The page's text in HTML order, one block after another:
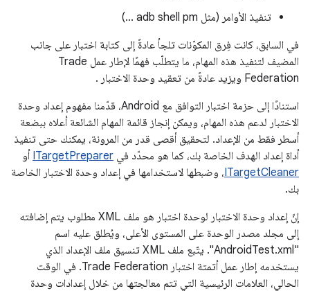
تنفيذ الأوامر (مثل adb shell pm ...)
في السابق، كانت فِرق المكوّنات تلجأ عادةً إلى كتابة اختبار على جانب
المضيف لتنفيذ هذه المهام، ما يتطلّب فهمًا لإطار عمل Trade
Federation ويزيد عادةً من تعقيد وحدة الاختبار .
استنادًا إلى حزمة اختبار التوافق مع Android، قدّمنا مفهوم إعداد وحدة
الاختبار لدعم هذه المهام، ويمكن إنجاز قائمة المهام الشائعة أعلاه ببضعة
أسطر فقط من الإعداد. لتحقيق أقصى قدر من المرونة، يمكنك حتى تنفيذ
أداة إعداد الهدف الخاصة بك، كما هو محدّد في ITargetPreparer أو
ITargetCleaner، وضبطها لاستخدامها في إعداد وحدة الاختبار الخاصة
بك.
إنّ إعداد وحدة الاختبار لوحدة اختبار هو ملف XML مطلوب يتم إضافته
إلى مجلد مصدر الوحدة على المستوى الأعلى، ويُطلق عليه اسم
"AndroidTest.xml". يتّبع ملف XML تنسيق ملف الإعداد الذي
يستخدمه إطار عمل أتمتة اختبار Trade Federation. في الوقت
الحالي، العلامات الرئيسية التي تتم معالجتها من خلال إعدادات وحدة